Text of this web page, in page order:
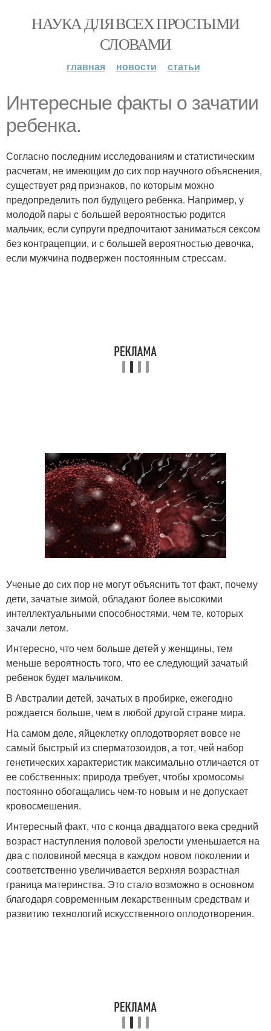
НАУКА ДЛЯ ВСЕХ ПРОСТЫМИ
СЛОВАМИ
главная новости статьи
Интересные факты о зачатии
ребенка.
Согласно последним исследованиям и статистическим
расчетам, не имеющим до сих пор научного объяснения,
существует ряд признаков, по которым можно
предопределить пол будущего ребенка. Например, у
молодой пары с большей вероятностью родится
мальчик, если супруги предпочитают заниматься сексом
без контрацепции, и с большей вероятностью девочка,
если мужчина подвержен постоянным стрессам.
Ученые до сих пор не могут объяснить тот факт, почему
дети, зачатые зимой, обладают более высокими
интеллектуальными способностями, чем те, которых
зачали летом.
Интересно, что чем больше детей у женщины, тем
меньше вероятность того, что ее следующий зачатый
ребенок будет мальчиком.
В Австралии детей, зачатых в пробирке, ежегодно
рождается больше, чем в любой другой стране мира.
На самом деле, яйцеклетку оплодотворяет вовсе не
самый быстрый из сперматозоидов, а тот, чей набор
генетических характеристик максимально отличается от
ее собственных: природа требует, чтобы хромосомы
постоянно обогащались чем-то новым и не допускает
кровосмешения.
Интересный факт, что с конца двадцатого века средний
возраст наступления половой зрелости уменьшается на
два с половиной месяца в каждом новом поколении и
соответственно увеличивается верхняя возрастная
граница материнства. Это стало возможно в основном
благодаря современным лекарственным средствам и
развитию технологий искусственного оплодотворения.